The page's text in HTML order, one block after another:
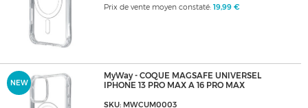
Prix de vente moyen constaté: 19,99 €
NEW
MyWay - COQUE MAGSAFE UNIVERSEL
IPHONE 13 PRO MAX A 16 PRO MAX
SKU: MWCUM0003